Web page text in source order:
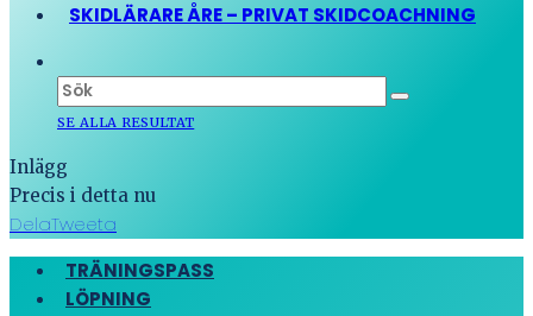
SKIDLÄRARE ÅRE – PRIVAT SKIDCOACHNING
SE ALLA RESULTAT
Inlägg
Precis i detta nu
DelaTweeta
TRÄNINGSPASS
LÖPNING